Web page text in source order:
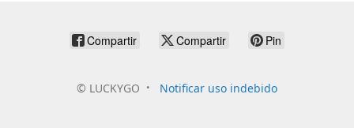
Compartir Compartir Pin
© LUCKYGO Notificar uso indebido